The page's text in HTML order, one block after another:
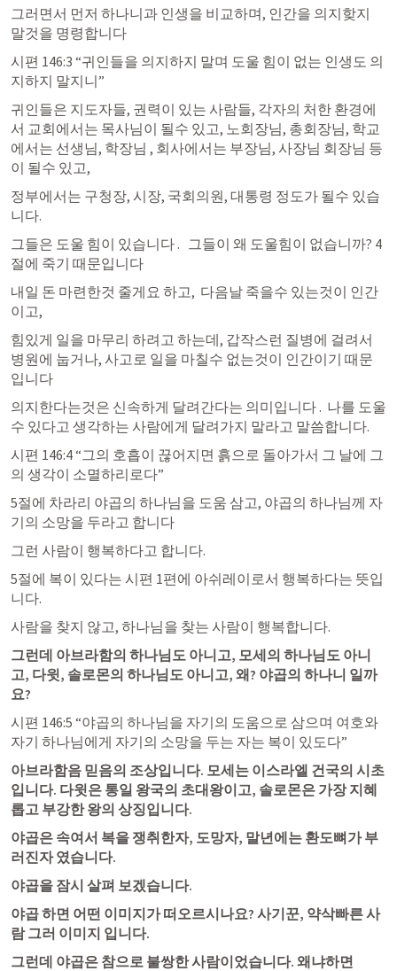
그러면서 먼저 하나니과 인생을 비교하며, 인간을 의지핮지
말것을 명령합니다
시편 146:3 “귀인들을 의지하지 말며 도울 힘이 없는 인생도 의
지하지 말지니”
귀인들은 지도자들, 권력이 있는 사람들, 각자의 처한 환경에
서 교회에서는 목사님이 될수 있고, 노회장님, 총회장님, 학교
에서는 선생님, 학장님 , 회사에서는 부장님, 사장님 회장님 등
이 될수 있고,
정부에서는 구청장, 시장, 국회의원, 대통령 정도가 될수 있습
니다.
그들은 도울 힘이 있습니다 .   그들이 왜 도울힘이 없습니까? 4
절에 죽기 때문입니다
내일 돈 마련한것 줄게요 하고,  다음날 죽을수 있는것이 인간
이고,
힘있게 일을 마무리 하려고 하는데, 갑작스런 질병에 걸려서
병원에 눕거나, 사고로 일을 마칠수 없는것이 인간이기 때문
입니다
의지한다는것은 신속하게 달려간다는 의미입니다 .  나를 도울
수 있다고 생각하는 사람에게 달려가지 말라고 말씀합니다.
시편 146:4 “그의 호흡이 끊어지면 흙으로 돌아가서 그 날에 그
의 생각이 소멸하리로다”
5절에 차라리 야곱의 하나님을 도움 삼고, 야곱의 하나님께 자
기의 소망을 두라고 합니다
그런 사람이 행복하다고 합니다.
5절에 복이 있다는 시편 1편에 아쉬레이로서 행복하다는 뜻입
니다.
사람을 찾지 않고, 하나님을 찾는 사람이 행복합니다.
그런데 아브라함의 하나님도 아니고, 모세의 하나님도 아니
고, 다윗, 솔로몬의 하나님도 아니고, 왜? 야곱의 하나니 일까
요?
시편 146:5 “야곱의 하나님을 자기의 도움으로 삼으며 여호와
자기 하나님에게 자기의 소망을 두는 자는 복이 있도다”
아브라함음 믿음의 조상입니다. 모세는 이스라엘 건국의 시초
입니다. 다윗은 통일 왕국의 초대왕이고, 솔로몬은 가장 지혜
롭고 부강한 왕의 상징입니다.
야곱은 속여서 복을 쟁취한자, 도망자, 말년에는 환도뼈가 부
러진자 였습니다.
야곱을 잠시 살펴 보겠습니다.
야곱 하면 어떤 이미지가 떠오르시나요? 사기꾼, 약삭빠른 사
람 그러 이미지 입니다.
그런데 야곱은 참으로 불쌍한 사람이었습니다. 왜냐하면